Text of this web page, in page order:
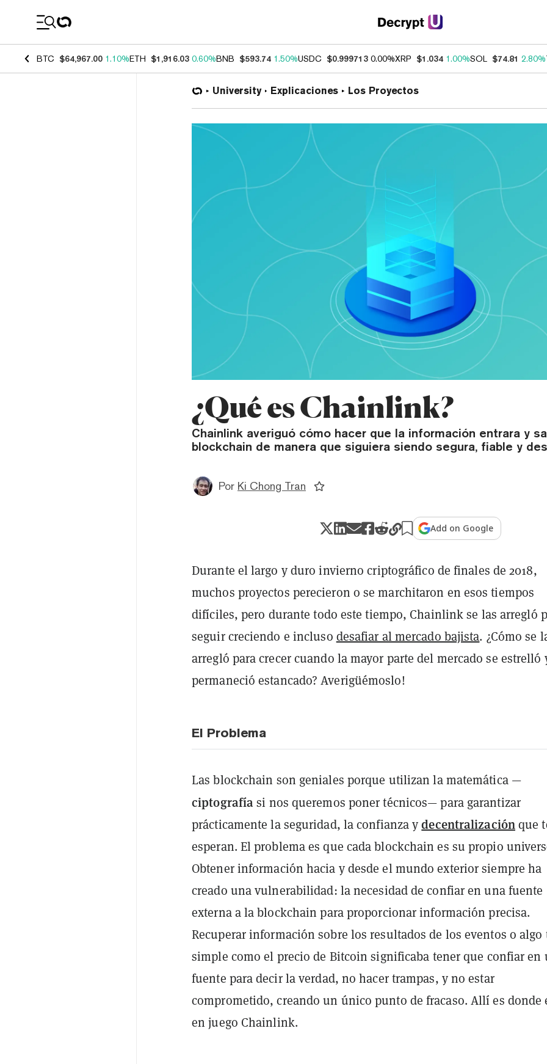
BTC $64,967.00 1.10%ETH $1,916.03 0.60%BNB $593.74 1.50%USDC $0.999713 0.00%XRP $1.034 1.00%SOL $74.81 2.80%
University Explicaciones Los Proyectos
¿Qué es Chainlink?
Chainlink averiguó cómo hacer que la información entrara y
blockchain de manera que siguiera siendo segura, fiable y
Por Ki Chong Tran
Add on Google
Durante el largo y duro invierno criptográfico de finales de 2018,
muchos proyectos perecieron o se marchitaron en esos tiempos
difíciles, pero durante todo este tiempo, Chainlink se las arregló
seguir creciendo e incluso desafiar al mercado bajista. ¿Cómo se
arregló para crecer cuando la mayor parte del mercado se estrelló
permaneció estancado? Averigüémoslo!
El Problema
Las blockchain son geniales porque utilizan la matemática —
ciptografíasi nos queremos poner técnicos— para garantizar
prácticamente la seguridad, la confianza ydecentralizaciónque
esperan. El problema es que cada blockchain es su propio
Obtener información hacia y desde el mundo exterior siempre ha
creado una vulnerabilidad: la necesidad de confiar en una fuente
externa a la blockchain para proporcionar información precisa.
Recuperar información sobre los resultados de los eventos o algo
simple como el precio de Bitcoin significaba tener que confiar en
fuente para decir la verdad, no hacer trampas, y no estar
comprometido, creando un único punto de fracaso. Allí es donde
en juego Chainlink.